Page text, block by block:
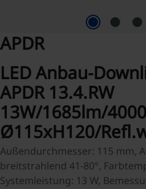
APDR
LED Anbau-
APDR 13.4.RW
13W/1685lm/
Ø115xH120/
Außendurchmesser: 115 mm,
breitstrahlend 41-80°,
Systemleistung: 13 W,